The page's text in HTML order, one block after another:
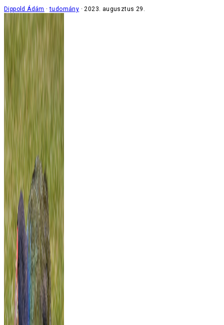
Dippold Ádám tudomány 2023. augusztus 29.